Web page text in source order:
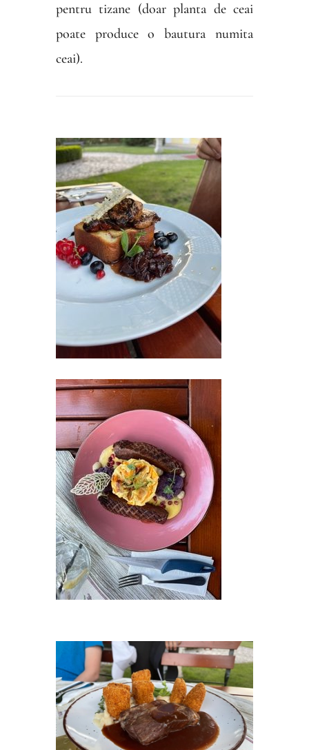
pentru tizane (doar planta de ceai
poate produce o bautura numita
ceai).